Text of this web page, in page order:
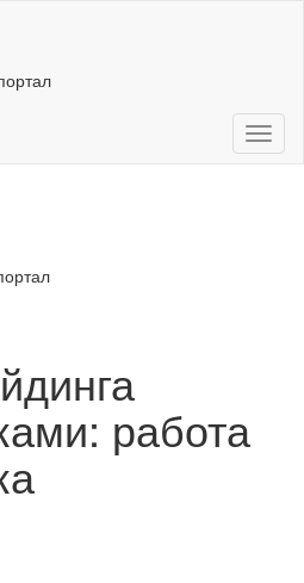
работа